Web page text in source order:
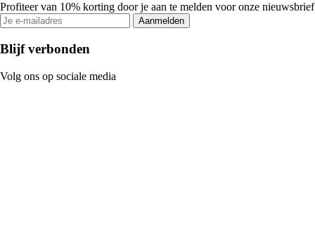
Profiteer van 10% korting door je aan te melden voor onze nieuwsbrief
Aanmelden
Blijf verbonden
Volg ons op sociale media